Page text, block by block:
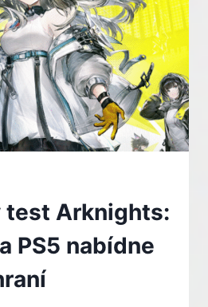
test Arknights:
PS5 nabídne